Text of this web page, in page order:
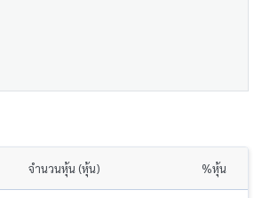
จำนวนหุ้น (หุ้น) %หุ้น